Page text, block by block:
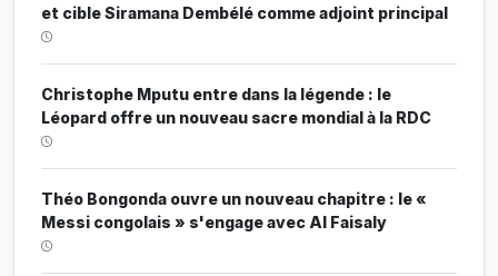
et cible Siramana Dembélé comme adjoint principal
Christophe Mputu entre dans la légende : le
Léopard offre un nouveau sacre mondial à la RDC
Théo Bongonda ouvre un nouveau chapitre : le «
Messi congolais » s'engage avec Al Faisaly